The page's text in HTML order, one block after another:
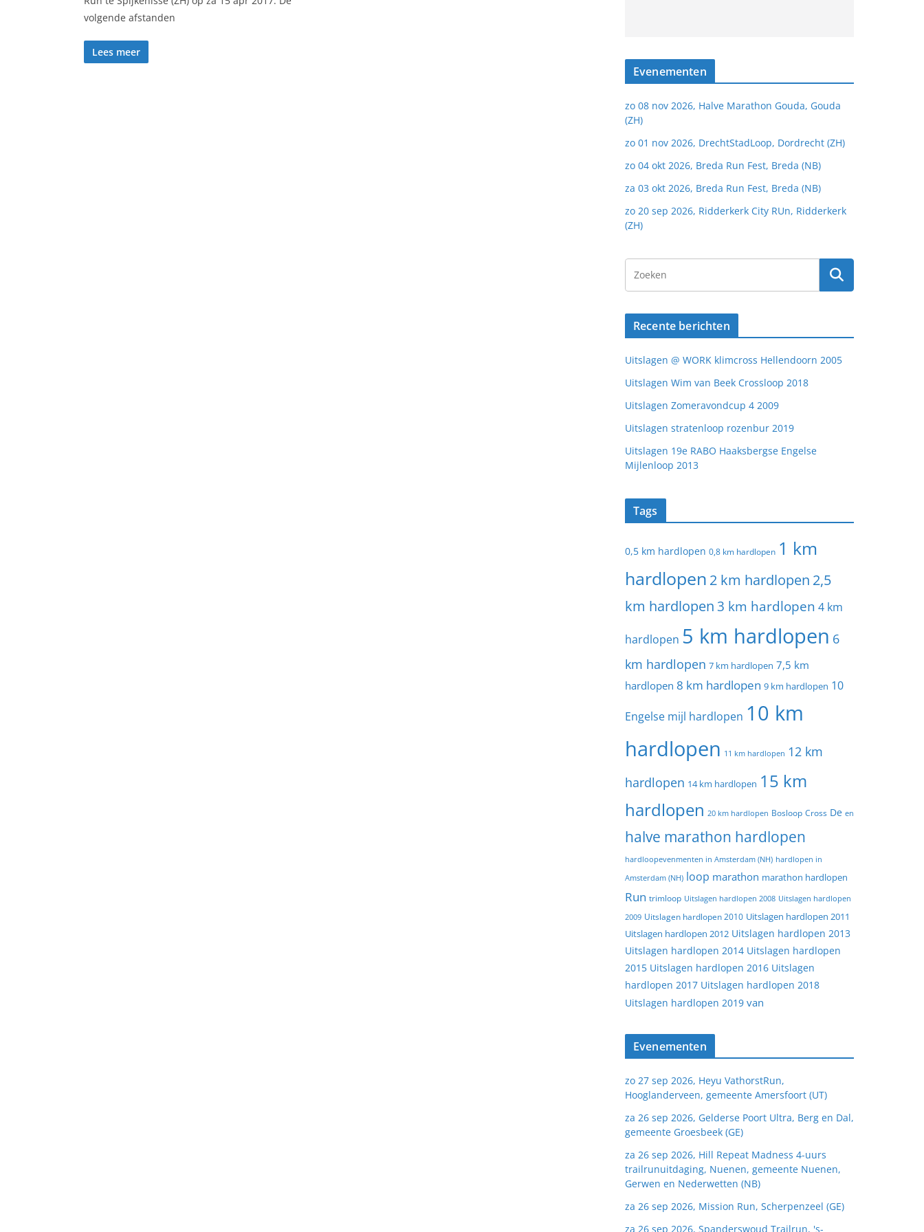
volgende afstanden
Lees meer
Evenementen
zo 08 nov 2026, Halve Marathon Gouda, Gouda
(ZH)
zo 01 nov 2026, DrechtStadLoop, Dordrecht (ZH)
zo 04 okt 2026, Breda Run Fest, Breda (NB)
za 03 okt 2026, Breda Run Fest, Breda (NB)
zo 20 sep 2026, Ridderkerk City RUn, Ridderkerk
(ZH)
Recente berichten
Uitslagen @ WORK klimcross Hellendoorn 2005
Uitslagen Wim van Beek Crossloop 2018
Uitslagen Zomeravondcup 4 2009
Uitslagen stratenloop rozenbur 2019
Uitslagen 19e RABO Haaksbergse Engelse
Mijlenloop 2013
Tags
0,5 km hardlopen 0,8 km hardlopen 1 km
hardlopen 2 km hardlopen 2,5
km hardlopen 3 km hardlopen 4 km
hardlopen 5 km hardlopen 6
km hardlopen 7 km hardlopen 7,5 km
hardlopen 8 km hardlopen 9 km hardlopen 10
Engelse mijl hardlopen 10 km
hardlopen 11 km hardlopen 12 km
hardlopen 14 km hardlopen 15 km
hardlopen 20 km hardlopen Bosloop Cross De en
halve marathon hardlopen
hardloopevenmenten in Amsterdam (NH) hardlopen in
Amsterdam (NH) loop marathon marathon hardlopen
Run trimloop Uitslagen hardlopen 2008 Uitslagen hardlopen
2009 Uitslagen hardlopen 2010 Uitslagen hardlopen 2011
Uitslagen hardlopen 2012 Uitslagen hardlopen 2013
Uitslagen hardlopen 2014 Uitslagen hardlopen
2015 Uitslagen hardlopen 2016 Uitslagen
hardlopen 2017 Uitslagen hardlopen 2018
Uitslagen hardlopen 2019 van
Evenementen
zo 27 sep 2026, Heyu VathorstRun,
Hooglanderveen, gemeente Amersfoort (UT)
za 26 sep 2026, Gelderse Poort Ultra, Berg en Dal,
gemeente Groesbeek (GE)
za 26 sep 2026, Hill Repeat Madness 4-uurs
trailrunuitdaging, Nuenen, gemeente Nuenen,
Gerwen en Nederwetten (NB)
za 26 sep 2026, Mission Run, Scherpenzeel (GE)
za 26 sep 2026, Spanderswoud Trailrun, 's-